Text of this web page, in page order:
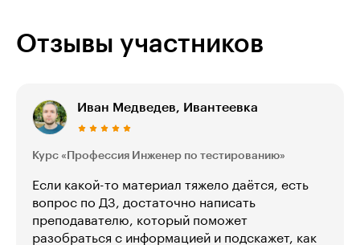
Отзывы участников
Иван Медведев, Ивантеевка
Курс «Профессия Инженер по тестированию»
Если какой-то материал тяжело даётся, есть
вопрос по ДЗ, достаточно написать
преподавателю, который поможет
разобраться с информацией и подскажет, как